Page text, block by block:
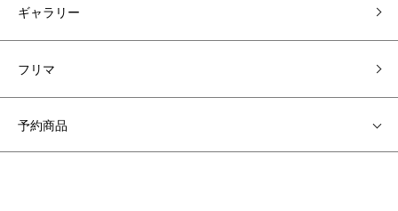
ギャラリー
フリマ
予約商品